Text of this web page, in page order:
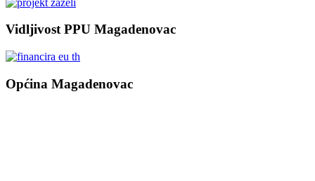
Vidljivost PPU Magadenovac
Općina Magadenovac